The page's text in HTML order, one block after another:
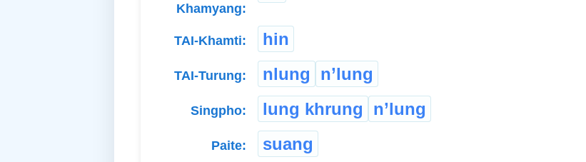
Khamyang:
TAI-Khamti: hin
TAI-Turung: nlung n’lung
Singpho: lung khrung n’lung
Paite: suang